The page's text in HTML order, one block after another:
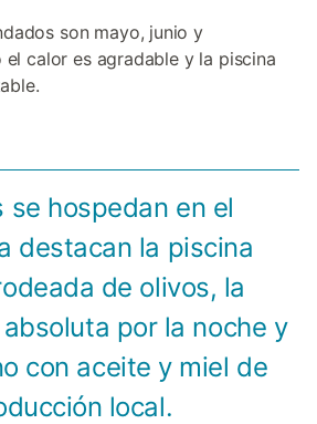
son mayo, junio y
el calor es agradable y la piscina
se hospedan en el
destacan la piscina
de olivos, la
por la noche y
con aceite y miel de
local.